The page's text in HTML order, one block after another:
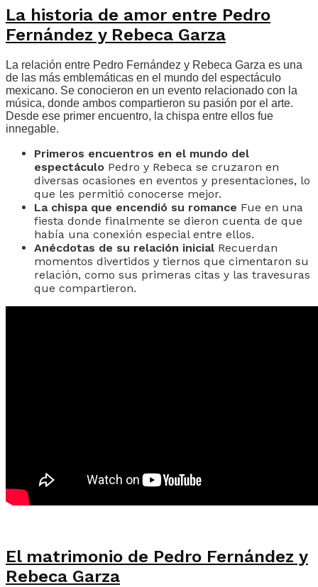
La historia de amor entre Pedro
Fernández y Rebeca Garza
La relación entre Pedro Fernández y Rebeca Garza es una
de las más emblemáticas en el mundo del espectáculo
mexicano. Se conocieron en un evento relacionado con la
música, donde ambos compartieron su pasión por el arte.
Desde ese primer encuentro, la chispa entre ellos fue
innegable.
Primeros encuentros en el mundo del
espectáculo Pedro y Rebeca se cruzaron en
diversas ocasiones en eventos y presentaciones, lo
que les permitió conocerse mejor.
La chispa que encendió su romance Fue en una
fiesta donde finalmente se dieron cuenta de que
había una conexión especial entre ellos.
Anécdotas de su relación inicial Recuerdan
momentos divertidos y tiernos que cimentaron su
relación, como sus primeras citas y las travesuras
que compartieron.
El matrimonio de Pedro Fernández y
Rebeca Garza